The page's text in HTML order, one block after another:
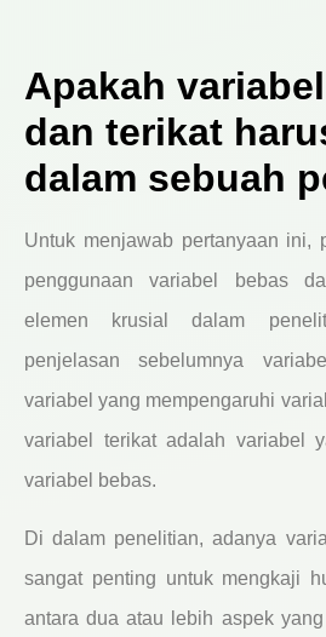
Apakah
dan terikat
dalam sebuah
Untuk menjawab pertanyaan ini,
penggunaan variabel bebas
elemen krusial dalam
penjelasan sebelumnya
variabel yang mempengaruhi
variabel terikat adalah variabel
variabel bebas.
Di dalam penelitian, adanya
sangat penting untuk mengkaji
antara dua atau lebih aspek